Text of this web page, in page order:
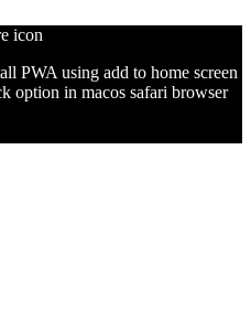
PWA using add to home screen
option in macos safari browser